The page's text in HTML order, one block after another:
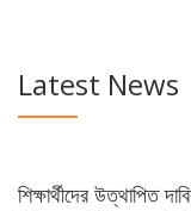
Latest News
শিক্ষার্থীদের উত্থাপিত